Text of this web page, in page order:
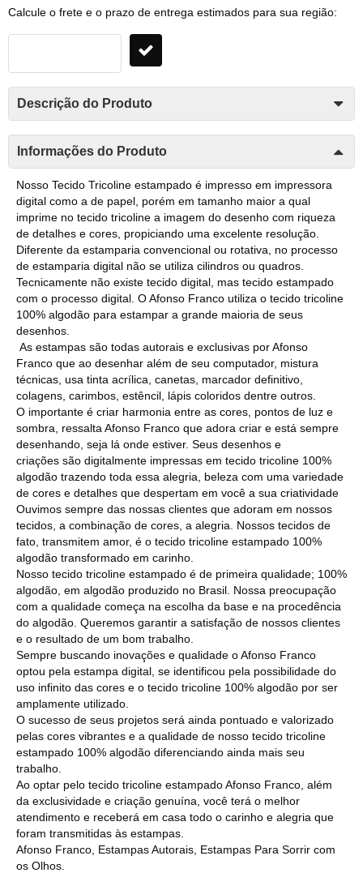
Calcule o frete e o prazo de entrega estimados para sua região:
Descrição do Produto
Informações do Produto
Nosso Tecido Tricoline estampado é impresso em impressora
digital como a de papel, porém em tamanho maior a qual
imprime no tecido tricoline a imagem do desenho com riqueza
de detalhes e cores, propiciando uma excelente resolução.
Diferente da estamparia convencional ou rotativa, no processo
de estamparia digital não se utiliza cilindros ou quadros.
Tecnicamente não existe tecido digital, mas tecido estampado
com o processo digital. O Afonso Franco utiliza o tecido tricoline
100% algodão para estampar a grande maioria de seus
desenhos.
As estampas são todas autorais e exclusivas por Afonso
Franco que ao desenhar além de seu computador, mistura
técnicas, usa tinta acrílica, canetas, marcador definitivo,
colagens, carimbos, estêncil, lápis coloridos dentre outros.
O importante é criar harmonia entre as cores, pontos de luz e
sombra, ressalta Afonso Franco que adora criar e está sempre
desenhando, seja lá onde estiver. Seus desenhos e
criações são digitalmente impressas em tecido tricoline 100%
algodão trazendo toda essa alegria, beleza com uma variedade
de cores e detalhes que despertam em você a sua criatividade
Ouvimos sempre das nossas clientes que adoram em nossos
tecidos, a combinação de cores, a alegria. Nossos tecidos de
fato, transmitem amor, é o tecido tricoline estampado 100%
algodão transformado em carinho.
Nosso tecido tricoline estampado é de primeira qualidade; 100%
algodão, em algodão produzido no Brasil. Nossa preocupação
com a qualidade começa na escolha da base e na procedência
do algodão. Queremos garantir a satisfação de nossos clientes
e o resultado de um bom trabalho.
Sempre buscando inovações e qualidade o Afonso Franco
optou pela estampa digital, se identificou pela possibilidade do
uso infinito das cores e o tecido tricoline 100% algodão por ser
amplamente utilizado.
O sucesso de seus projetos será ainda pontuado e valorizado
pelas cores vibrantes e a qualidade de nosso tecido tricoline
estampado 100% algodão diferenciando ainda mais seu
trabalho.
Ao optar pelo tecido tricoline estampado Afonso Franco, além
da exclusividade e criação genuína, você terá o melhor
atendimento e receberá em casa todo o carinho e alegria que
foram transmitidas às estampas.
Afonso Franco, Estampas Autorais, Estampas Para Sorrir com
os Olhos.